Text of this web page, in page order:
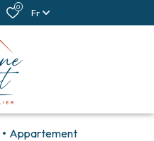
0 Fr
Appartement